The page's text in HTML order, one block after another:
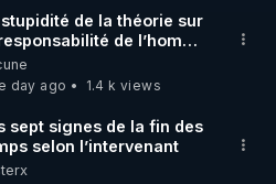
stupidité de la théorie sur
de l’homme
le dioxyde de
day ago
1.4 k views
sept signes de la fin des
selon l’intervenant